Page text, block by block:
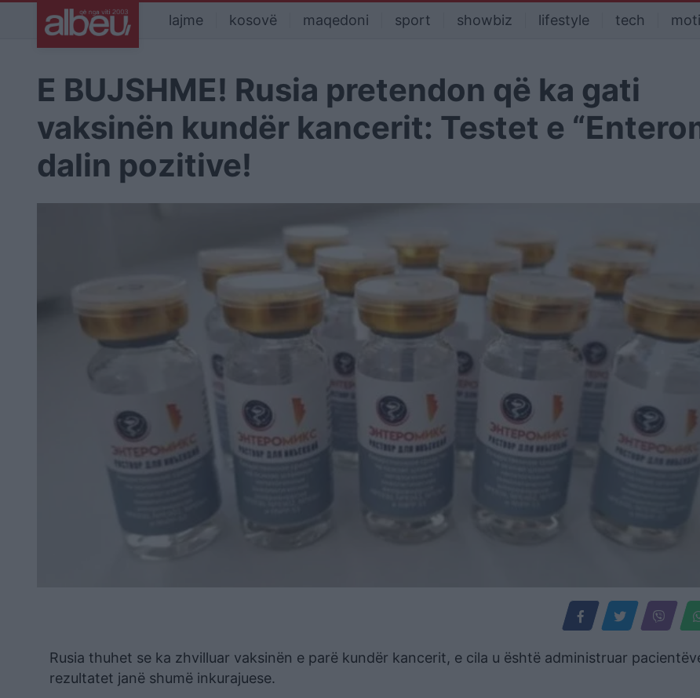
lajme kosovë maqedoni sport showbiz lifestyle tech moti
E BUJSHME! Rusia pretendon që ka gati
vaksinën kundër kancerit: Testet e
dalin pozitive!
Rusia thuhet se ka zhvilluar vaksinën e parë kundër kancerit, e cila u është administruar
rezultatet janë shumë inkurajuese.